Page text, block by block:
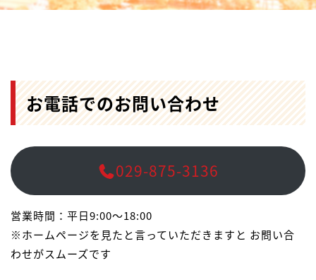
お電話でのお問い合わせ
029-875-3136
営業時間：平日9:00〜18:00
※ホームページを見たと言っていただきますと お問い合
わせがスムーズです